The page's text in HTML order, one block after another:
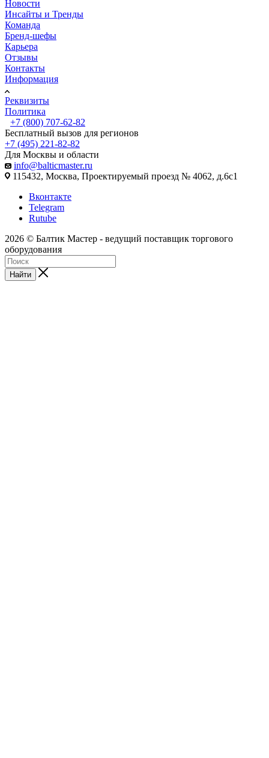
Новости
Инсайты и Тренды
Команда
Бренд-шефы
Карьера
Отзывы
Контакты
Информация
Реквизиты
Политика
+7 (800) 707-62-82
Бесплатный вызов для регионов
+7 (495) 221-82-82
Для Москвы и области
info@balticmaster.ru
115432, Москва, Проектируемый проезд № 4062, д.6с1
Вконтакте
Telegram
Rutube
2026 © Балтик Мастер - ведущий поставщик торгового
оборудования
Найти